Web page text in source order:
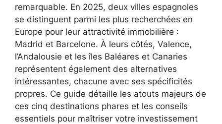
remarquable. En 2025, deux villes espagnoles
se distinguent parmi les plus recherchées en
Europe pour leur attractivité immobilière :
Madrid et Barcelone. À leurs côtés, Valence,
l’Andalousie et les îles Baléares et Canaries
représentent également des alternatives
intéressantes, chacune avec ses spécificités
propres. Ce guide détaille les atouts majeurs de
ces cinq destinations phares et les conseils
essentiels pour maîtriser votre investissement